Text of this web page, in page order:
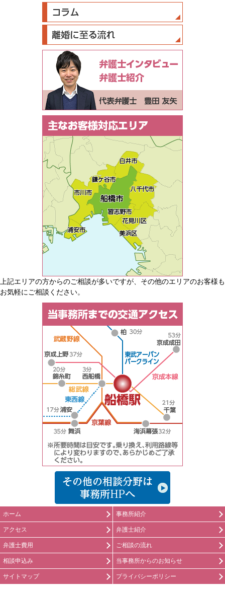
上記エリアの方からのご相談が多いですが、その他のエリアのお客様も
お気軽にご相談ください。
ホーム 事務所紹介
アクセス 弁護士紹介
弁護士費用 ご相談の流れ
相談申込み 当事務所からのお知らせ
サイトマップ プライバシーポリシー